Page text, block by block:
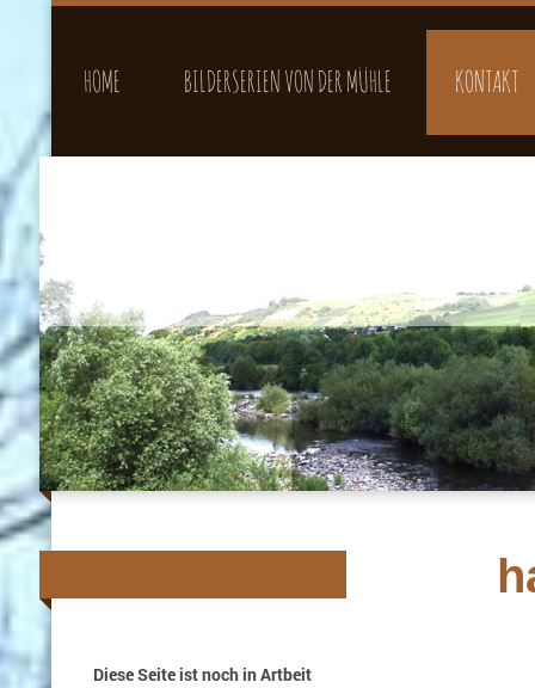
HOME BILDERSERIEN VON DER MÜHLE KONTAKT
Diese Seite ist noch in Artbeit